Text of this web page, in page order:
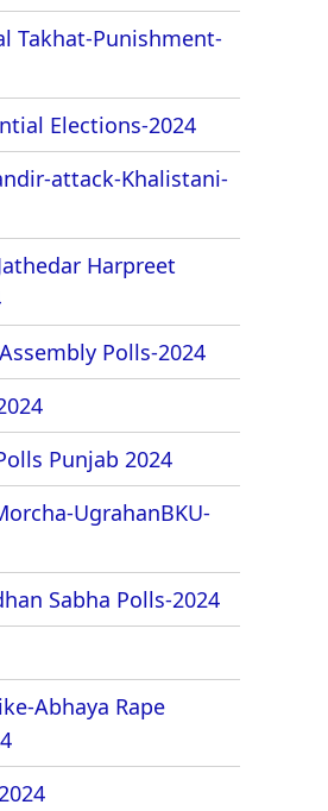
Takhat-Punishment-
Elections-2024
attack-Khalistani-
Harpreet
Polls-2024
Punjab 2024
UgrahanBKU-
Sabha Polls-2024
Abhaya Rape